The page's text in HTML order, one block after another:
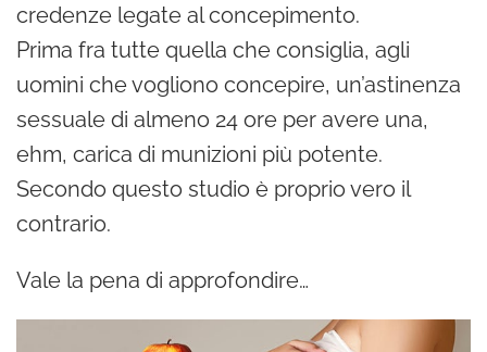
credenze legate al concepimento.
Prima fra tutte quella che consiglia, agli
uomini che vogliono concepire, un’astinenza
sessuale di almeno 24 ore per avere una,
ehm, carica di munizioni più potente.
Secondo questo studio è proprio vero il
contrario.
Vale la pena di approfondire…